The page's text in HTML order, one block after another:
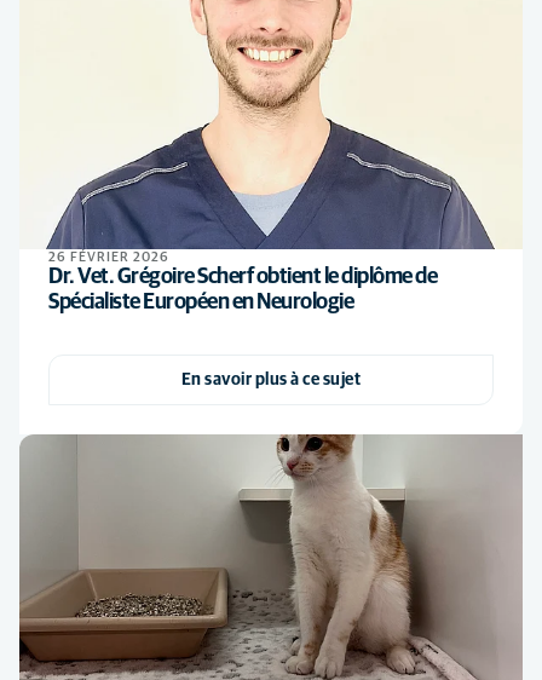
26 FÉVRIER 2026
Dr. Vet. Grégoire Scherf obtient le diplôme de
Spécialiste Européen en Neurologie
En savoir plus à ce sujet